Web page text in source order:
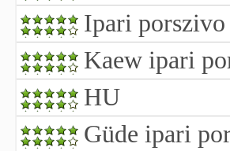
Ipari porszivo
Kaew ipari
HU
Güde ipari